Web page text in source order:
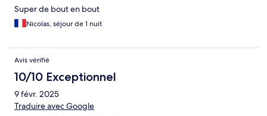
Super de bout en bout
Nicolas, séjour de 1 nuit
Avis vérifié
10/10 Exceptionnel
9 févr. 2025
Traduire avec Google